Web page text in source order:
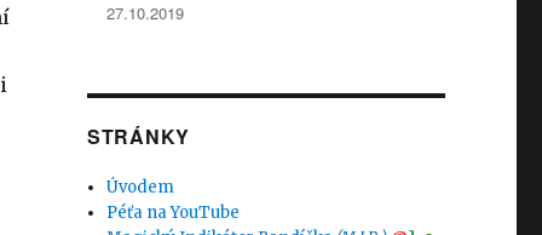
27.10.2019
STRÁNKY
Úvodem
Péťa na YouTube